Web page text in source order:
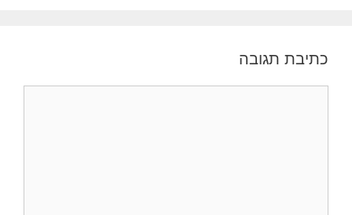
כתיבת תגובה